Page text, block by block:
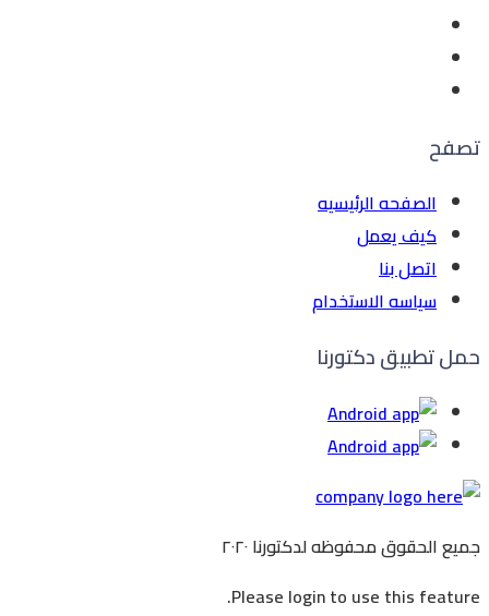
تصفح
الصفحه الرئيسيه
كيف يعمل
اتصل بنا
سياسه الاستخدام
حمل تطبيق دكتورنا
جميع الحقوق محفوظهلدكتورنا٢٠٢٠
Please login to use this feature.